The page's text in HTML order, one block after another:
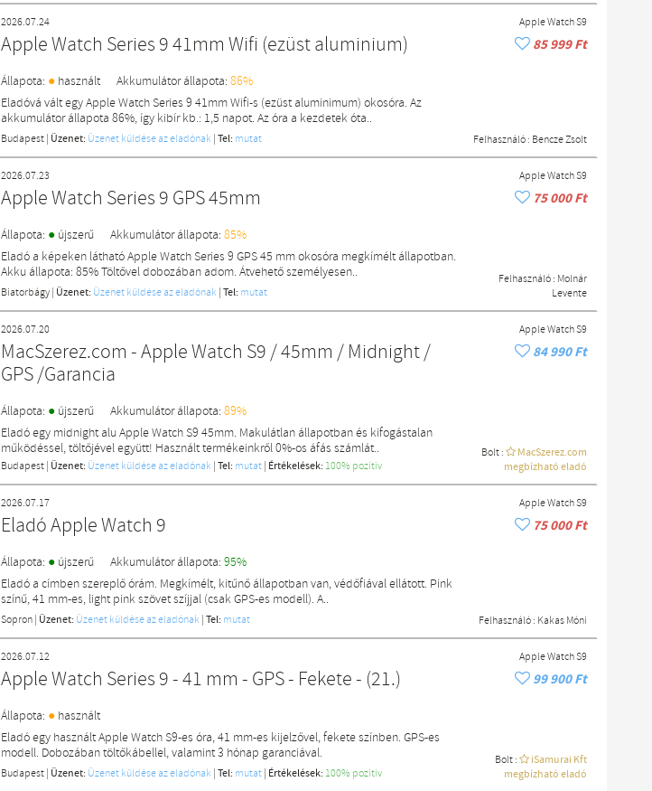
2026.07.24
Apple Watch Series 9 41mm Wifi (ezüst aluminium)
Állapota: ● használt Akkumulátor állapota: 86%
Eladóvá vált egy Apple Watch Series 9 41mm Wifi-s (ezüst aluminimum) okosóra. Az
akkumulátor állapota 86%, így kibír kb.: 1,5 napot. Az óra a kezdetek óta..
Budapest | Üzenet: Üzenet küldése az eladónak |Tel: mutat
Apple Watch S9
85 999 Ft
Felhasználó : Bencze Zsolt
2026.07.23
Apple Watch Series 9 GPS 45mm
Állapota: ● újszerű Akkumulátor állapota: 85%
Eladó a képeken látható Apple Watch Series 9 GPS 45 mm okosóra megkímélt állapotban.
Akku állapota: 85% Töltővel dobozában adom. Átvehető személyesen..
Biatorbágy | Üzenet: Üzenet küldése az eladónak |Tel: mutat
Apple Watch S9
75 000 Ft
Felhasználó : Molnár
Levente
2026.07.20
MacSzerez.com - Apple Watch S9 / 45mm / Midnight /
GPS /Garancia
Állapota: ● újszerű Akkumulátor állapota: 89%
Eladó egy midnight alu Apple Watch S9 45mm. Makulátlan állapotban és kifogástalan
működéssel, töltőjével együtt! Használt termékeinkről 0%-os áfás számlát..
Budapest | Üzenet: Üzenet küldése az eladónak |Tel: mutat | Értékelések: 100% pozítiv
Apple Watch S9
84 990 Ft
Bolt :
MacSzerez.com
megbízható eladó
2026.07.17
Eladó Apple Watch 9
Állapota: ● újszerű Akkumulátor állapota: 95%
Eladó a címben szereplő órám. Megkímélt, kitűnő állapotban van, védőfiával ellátott. Pink
színű, 41 mm-es, light pink szövet szíjjal (csak GPS-es modell). A..
Sopron | Üzenet: Üzenet küldése az eladónak |Tel: mutat
Apple Watch S9
75 000 Ft
Felhasználó : Kakas Móni
2026.07.12
Apple Watch Series 9 - 41 mm - GPS - Fekete - (21.)
Állapota: ● használt
Eladó egy használt Apple Watch S9-es óra, 41 mm-es kijelzővel, fekete színben. GPS-es
modell. Dobozában töltőkábellel, valamint 3 hónap garanciával.
Budapest | Üzenet: Üzenet küldése az eladónak |Tel: mutat | Értékelések: 100% pozítiv
Apple Watch S9
99 900 Ft
Bolt :
iSamurai Kft
megbízható eladó